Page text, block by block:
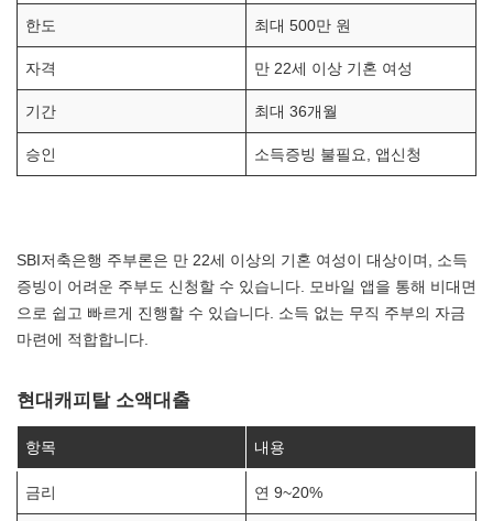
한도 최대 500만 원
자격 만 22세 이상 기혼 여성
기간 최대 36개월
승인 소득증빙 불필요, 앱신청
SBI저축은행 주부론은 만 22세 이상의 기혼 여성이 대상이며, 소득
증빙이 어려운 주부도 신청할 수 있습니다. 모바일 앱을 통해 비대면
으로 쉽고 빠르게 진행할 수 있습니다. 소득 없는 무직 주부의 자금
마련에 적합합니다.
현대캐피탈 소액대출
항목 내용
금리 연 9~20%